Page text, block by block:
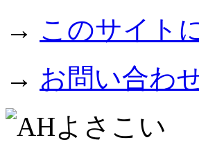
→ このサイト
→ お問い合わ